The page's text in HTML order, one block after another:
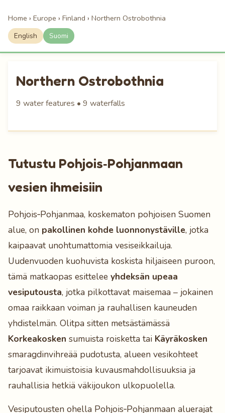
Home › Europe › Finland › Northern Ostrobothnia
English Suomi
Northern Ostrobothnia
9 water features • 9 waterfalls
Tutustu Pohjois‑Pohjanmaan
vesien ihmeisiin
Pohjois‑Pohjanmaa, koskematon pohjoisen Suomen
alue, on pakollinen kohde luonnonystäville, jotka
kaipaavat unohtumattomia vesiseikkailuja.
Uudenvuoden kuohuvista koskista hiljaiseen puroon,
tämä matkaopas esittelee yhdeksän upeaa
vesiputousta, jotka pilkottavat maisemaa – jokainen
omaa raikkaan voiman ja rauhallisen kauneuden
yhdistelmän. Olitpa sitten metsästämässä
Korkeakosken sumuista roisketta tai Käyräkosken
smaragdinvihreää pudotusta, alueen vesikohteet
tarjoavat ikimuistoisia kuvausmahdollisuuksia ja
rauhallisia hetkiä väkijoukon ulkopuolella.
Vesiputousten ohella Pohjois‑Pohjanmaan aluerajat